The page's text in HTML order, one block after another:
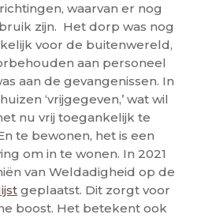
waarvan er nog
zijn. Het dorp was nog
voor de buitenwereld,
aan personeel
aan de gevangenissen. In
‘vrijgegeven,’ wat wil
nu vrij toegankelijk te
te bewonen, het is een
om in te wonen. In 2021
van Weldadigheid op de
geplaatst. Dit zorgt voor
boost. Het betekent ook